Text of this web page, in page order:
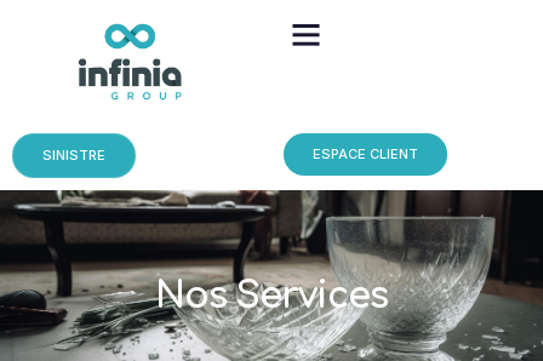
SINISTRE ESPACE CLIENT
Nos Services